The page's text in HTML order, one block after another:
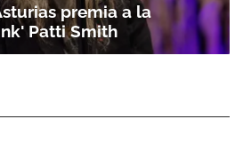
premia a la
Patti Smith